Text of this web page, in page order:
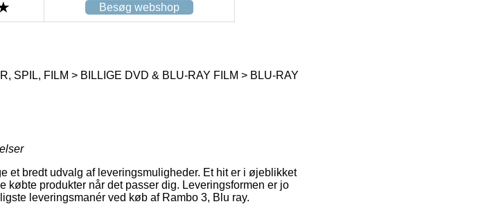
Besøg webshop
SPIL, FILM > BILLIGE DVD & BLU-RAY FILM > BLU-RAY
et bredt udvalg af leveringsmuligheder. Et hit er i øjeblikket
købte produkter når det passer dig. Leveringsformen er jo
leveringsmanér ved køb af Rambo 3, Blu ray.